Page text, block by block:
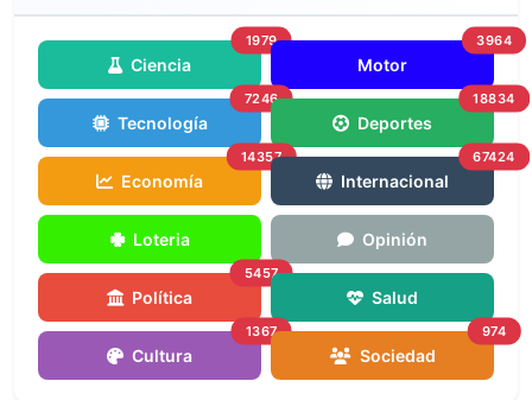
Ciencia
1979
Motor
3964
Tecnología
7246
Deportes
18834
Economía
14357
Internacional
67424
Loteria Opinión
Política
5457
Salud
Cultura
1367
Sociedad
974